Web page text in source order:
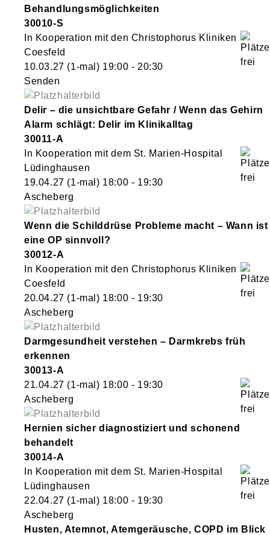
Behandlungsmöglichkeiten
30010-S
In Kooperation mit den Christophorus Kliniken
Coesfeld
10.03.27 (1-mal) 19:00 - 20:30
Senden
Delir – die unsichtbare Gefahr / Wenn das Gehirn
Alarm schlägt: Delir im Klinikalltag
30011-A
In Kooperation mit dem St. Marien-Hospital
Lüdinghausen
19.04.27 (1-mal) 18:00 - 19:30
Ascheberg
Wenn die Schilddrüse Probleme macht – Wann ist
eine OP sinnvoll?
30012-A
In Kooperation mit den Christophorus Kliniken
Coesfeld
20.04.27 (1-mal) 18:00 - 19:30
Ascheberg
Darmgesundheit verstehen – Darmkrebs früh
erkennen
30013-A
21.04.27 (1-mal) 18:00 - 19:30
Ascheberg
Hernien sicher diagnostiziert und schonend
behandelt
30014-A
In Kooperation mit dem St. Marien-Hospital
Lüdinghausen
22.04.27 (1-mal) 18:00 - 19:30
Ascheberg
Husten, Atemnot, Atemgeräusche, COPD im Blick